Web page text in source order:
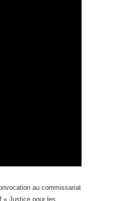
au commissariat
« Justice pour les